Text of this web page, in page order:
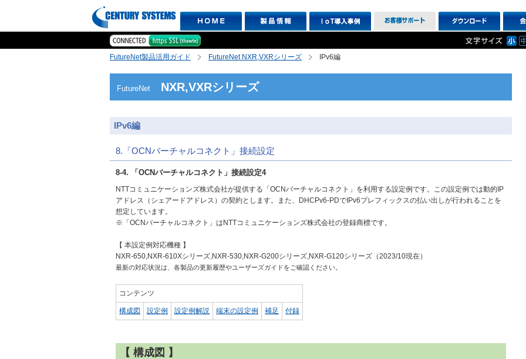
FutureNet製品活用ガイド FutureNet NXR,VXRシリーズ IPv6編
FutureNet NXR,VXRシリーズ
IPv6編
8.「OCNバーチャルコネクト」接続設定
8-4. 「OCNバーチャルコネクト」接続設定4
NTTコミュニケーションズ株式会社が提供する「OCNバーチャルコネクト」を利用する設定例です。この設定例では動的IP
アドレス（シェアードアドレス）の契約とします。また、DHCPv6-PDでIPv6プレフィックスの払い出しが行われることを
想定しています。
※「OCNバーチャルコネクト」はNTTコミュニケーションズ株式会社の登録商標です。
【 本設定例対応機種 】
NXR-650,NXR-610Xシリーズ,NXR-530,NXR-G200シリーズ,NXR-G120シリーズ（2023/10現在）
最新の対応状況は、各製品の更新履歴やユーザーズガイドをご確認ください。
コンテンツ
構成図 設定例 設定例解説 端末の設定例 補足 付録
【 構成図 】